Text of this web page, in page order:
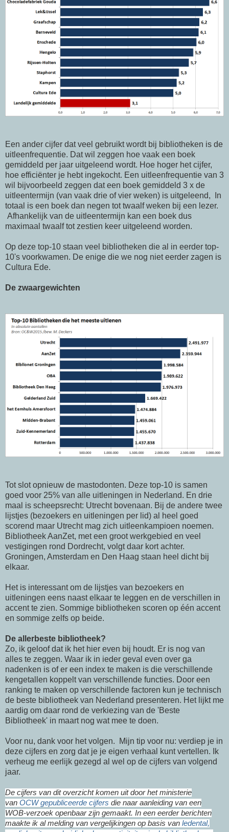
Een ander cijfer dat veel gebruikt wordt bij bibliotheken is de
uitleenfrequentie. Dat wil zeggen hoe vaak een boek
gemiddeld per jaar uitgeleend wordt. Hoe hoger het cijfer,
hoe efficiënter je hebt ingekocht. Een uitleenfrequentie van 3
wil bijvoorbeeld zeggen dat een boek gemiddeld 3 x de
uitleentermijn (van vaak drie of vier weken) is uitgeleend, In
totaal is een boek dan negen tot twaalf weken bij een lezer.
Afhankelijk van de uitleentermijn kan een boek dus
maximaal twaalf tot zestien keer uitgeleend worden.
Op deze top-10 staan veel bibliotheken die al in eerder top-
10's voorkwamen. De enige die we nog niet eerder zagen is
Cultura Ede.
De zwaargewichten
Tot slot opnieuw de mastodonten. Deze top-10 is samen
goed voor 25% van alle uitleningen in Nederland. En drie
maal is scheepsrecht: Utrecht bovenaan. Bij de andere twee
lijstjes (bezoekers en uitleningen per lid) al heel goed
scorend maar Utrecht mag zich uitleenkampioen noemen.
Bibliotheek AanZet, met een groot werkgebied en veel
vestigingen rond Dordrecht, volgt daar kort achter.
Groningen, Amsterdam en Den Haag staan heel dicht bij
elkaar.
Het is interessant om de lijstjes van bezoekers en
uitleningen eens naast elkaar te leggen en de verschillen in
accent te zien. Sommige bibliotheken scoren op één accent
en sommige zelfs op beide.
De allerbeste bibliotheek?
Zo, ik geloof dat ik het hier even bij houdt. Er is nog van
alles te zeggen. Waar ik in ieder geval even over ga
nadenken is of er een index te maken is die verschillende
kengetallen koppelt van verschillende functies. Door een
ranking te maken op verschillende factoren kun je technisch
de beste bibliotheek van Nederland presenteren. Het lijkt me
aardig om daar rond de verkiezing van de 'Beste
Bibliotheek' in maart nog wat mee te doen.
Voor nu, dank voor het volgen. Mijn tip voor nu: verdiep je in
deze cijfers en zorg dat je je eigen verhaal kunt vertellen. Ik
verheug me eerlijk gezegd al wel op de cijfers van volgend
jaar.
De cijfers van dit overzicht komen uit door het ministerie
van OCW gepubliceerde cijfers die naar aanleiding van een
WOB-verzoek openbaar zijn gemaakt. In een eerder berichten
maakte ik al melding van vergelijkingen op basis van ledental,